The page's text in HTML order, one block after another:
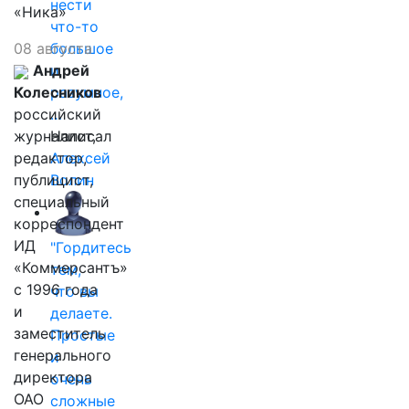
нести
что-то
большое
и
разумное,
…
Написал
Алексей
Волин
"Гордитесь
тем,
что вы
делаете.
Простые
и
очень
сложные
«Ника»
08 августа
Андрей
Колесников
российский
журналист,
редактор,
публицист,
специальный
корреспондент
ИД
«Коммерсантъ»
с 1996 года
и
заместитель
генерального
директора
ОАО